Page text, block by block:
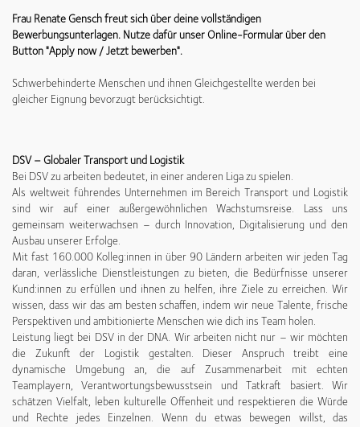
Frau Renate Gensch freut sich über deine vollständigen
Bewerbungsunterlagen.Nutze dafür unser Online-Formular über den
Button "Apply now / Jetzt bewerben".
Schwerbehinderte Menschen und ihnen Gleichgestellte werden bei
gleicher Eignung bevorzugt berücksichtigt.
DSV – Globaler Transport und Logistik
Bei DSV zu arbeiten bedeutet, in einer anderen Liga zu spielen.
Als weltweit führendes Unternehmen im Bereich Transport und Logistik
sind wir auf einer außergewöhnlichen Wachstumsreise. Lass uns
gemeinsam weiterwachsen – durch Innovation, Digitalisierung und den
Ausbau unserer Erfolge.
Mit fast 160.000 Kolleg:innen in über 90 Ländern arbeiten wir jeden Tag
daran, verlässliche Dienstleistungen zu bieten, die Bedürfnisse unserer
Kund:innen zu erfüllen und ihnen zu helfen, ihre Ziele zu erreichen. Wir
wissen, dass wir das am besten schaffen, indem wir neue Talente, frische
Perspektiven und ambitionierte Menschen wie dich ins Team holen.
Leistung liegt bei DSV in der DNA. Wir arbeiten nicht nur – wir möchten
die Zukunft der Logistik gestalten. Dieser Anspruch treibt eine
dynamische Umgebung an, die auf Zusammenarbeit mit echten
Teamplayern, Verantwortungsbewusstsein und Tatkraft basiert. Wir
schätzen Vielfalt, leben kulturelle Offenheit und respektieren die Würde
und Rechte jedes Einzelnen. Wenn du etwas bewegen willst, das